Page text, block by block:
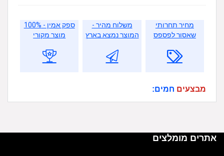
מחיר תחרותי
שאסור לפספס
משלוח מהיר -
המוצר נמצא בארץ
ספק אמין - 100%
מוצר מקורי
מבצעים חמים:
אתרים מומלצים